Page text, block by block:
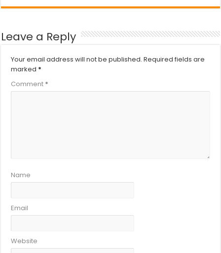
Leave a Reply
Your email address will not be published. Required fields are
marked *
Comment *
Name
Email
Website